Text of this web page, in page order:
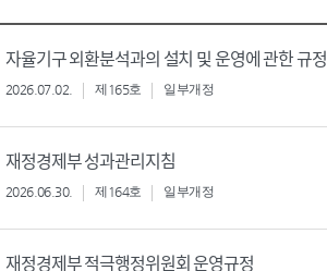
자율기구 외환분석과의 설치 및 운영에 관한 규정
2026.07.02. 제165호 일부개정
재정경제부 성과관리지침
2026.06.30. 제164호 일부개정
재정경제부 적극행정위원회 운영규정